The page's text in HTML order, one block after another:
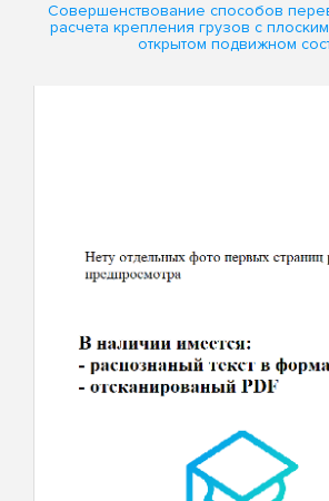
Совершенствование способов
расчета крепления грузов с
открытом подвижном